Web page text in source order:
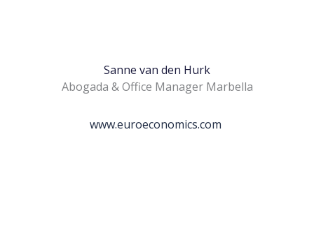
Sanne van den Hurk
Abogada & Office Manager Marbella
www.euroeconomics.com